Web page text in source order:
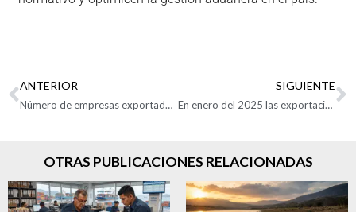
ANTERIOR
Número de empresas exportadoras solo aumentó 1,5% en 2024
SIGUIENTE
En enero del 2025 las exportaciones colombianas crecieron 4,3%
OTRAS PUBLICACIONES RELACIONADAS